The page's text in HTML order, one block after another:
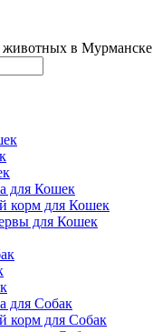
животных в Мурманске
для Кошек
корм для Кошек
для Кошек
для Собак
корм для Собак